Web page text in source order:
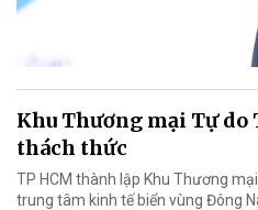
Khu Thương mại Tự do
thách thức
TP HCM thành lập Khu Thương
trung tâm kinh tế biển vùng Đông